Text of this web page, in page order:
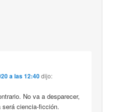
a las 12:40dijo:
No va a desparecer,
ciencia-ficción.